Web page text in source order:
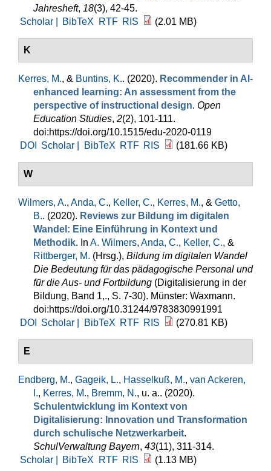
Jahresheft, 18(3), 42-45.
Scholar |
BibTeX RTF RIS (2.01 MB)
K
Kerres, M., & Buntins, K.. (2020). Recommender in AI-
enhanced learning: An assessment from the
perspective of instructional design. Open
Education Studies, 2(2), 101-111.
doi:https://doi.org/10.1515/edu-2020-0119
DOI
Scholar | BibTeX RTF RIS (181.66 KB)
W
Wilmers, A., Anda, C., Keller, C., Kerres, M., & Getto,
B.. (2020). Reviews zur Bildung im digitalen
Wandel: Eine Einführung in Kontext und
Methodik. In A. Wilmers, Anda, C., Keller, C., &
Rittberger, M. (Hrsg.), Bildung im digitalen Wandel
Die Bedeutung für das pädagogische Personal und
für die Aus- und Fortbildung (Digitalisierung in der
Bildung, Band 1,., S. 7-30). Münster: Waxmann.
doi:https://doi.org/10.31244/9783830991991
DOI
Scholar | BibTeX RTF RIS (270.81 KB)
E
Endberg, M., Gageik, L., Hasselkuß, M., van Ackeren,
I., Kerres, M., Bremm, N., u. a.. (2020).
Schulentwicklung im Kontext von
Digitalisierung: Innovation und Transformation
durch schulische Netzwerkarbeit.
SchulVerwaltung Bayern, 43(11), 311-314.
Scholar |
BibTeX RTF RIS (1.13 MB)